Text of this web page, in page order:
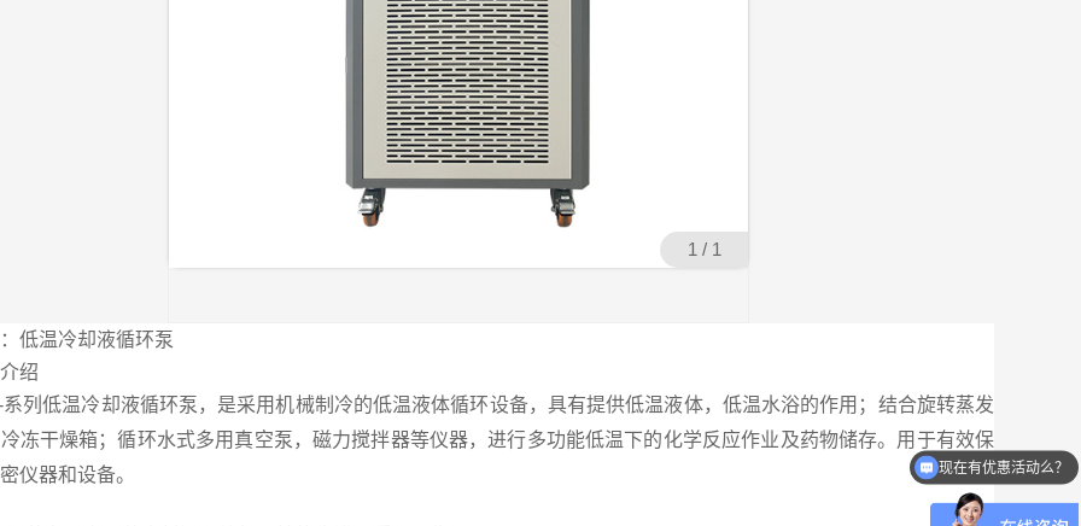
1 / 1
低温冷却液循环泵
绍
列低温冷却液循环泵，是采用机械制冷的低温液体循环设备，具有提供低温液体，低温水浴的作用；结合旋转蒸发
冻干燥箱；循环水式多用真空泵，磁力搅拌器等仪器，进行多功能低温下的化学反应作业及药物储存。用于有效保
仪器和设备。
可以介绍下你们的产品么？
现在有优惠活动么？